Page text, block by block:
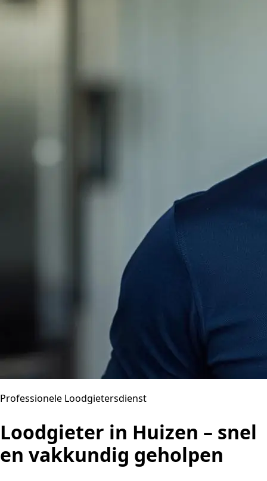
Professionele Loodgietersdienst
Loodgieter in Huizen – snel
en vakkundig geholpen